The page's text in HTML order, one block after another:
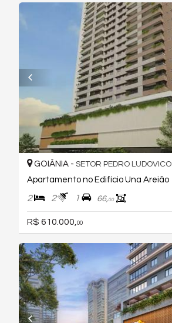
GOIÂNIA - SETOR PEDRO LUDOVICO
Apartamento no Edifício Una Areião
2 2 1 66,00
R$ 610.000,00